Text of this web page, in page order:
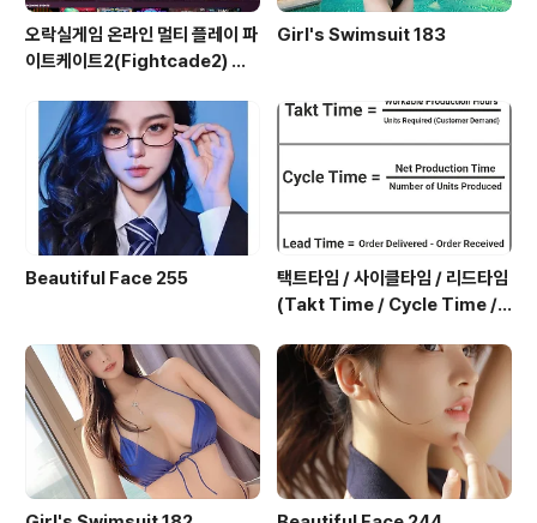
오락실게임 온라인 멀티 플레이 파
이트케이트2(Fightcade2) 설
Girl's Swimsuit 183
Beautiful Face 255
택트타임 / 사이클타임 / 리드타임
(Takt Time / Cycle Time / L